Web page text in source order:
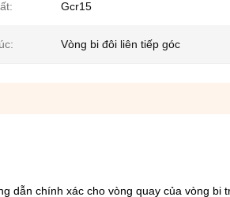
Gcr15
Vòng bi đôi liên tiếp góc
dẫn chính xác cho vòng quay của vòng bi